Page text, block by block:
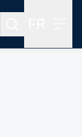
Rechercher